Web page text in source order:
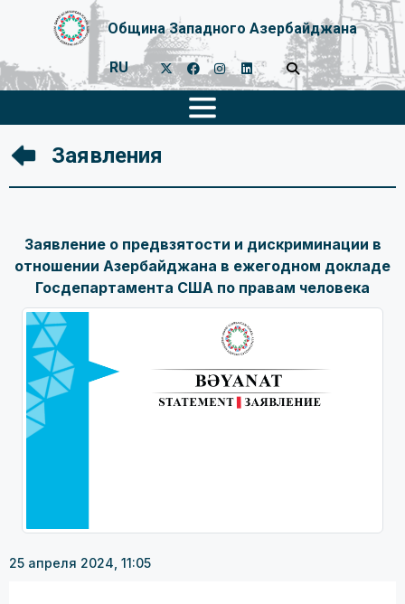
Община Западного Азербайджана
RU
Заявления
Заявление о предвзятости и дискриминации в
отношении Азербайджана в ежегодном докладе
Госдепартамента США по правам человека
25 апреля 2024, 11:05